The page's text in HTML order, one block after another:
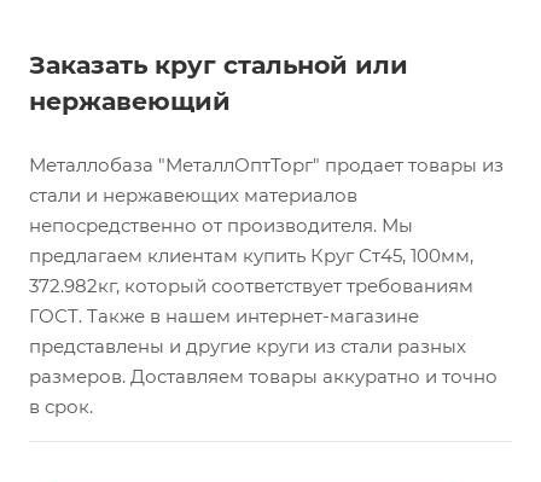
Заказать круг стальной или
нержавеющий
Металлобаза "МеталлОптТорг" продает товары из
стали и нержавеющих материалов
непосредственно от производителя. Мы
предлагаем клиентам купить Круг Ст45, 100мм,
372.982кг, который соответствует требованиям
ГОСТ. Также в нашем интернет-магазине
представлены и другие круги из стали разных
размеров. Доставляем товары аккуратно и точно
в срок.